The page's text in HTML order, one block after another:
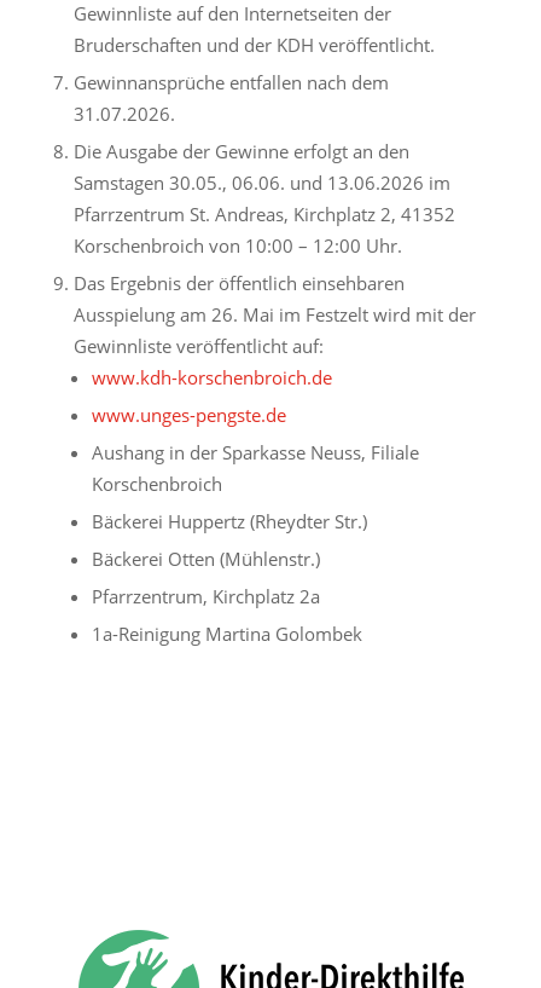
Gewinnliste auf den Internetseiten der
Bruderschaften und der KDH veröffentlicht.
Gewinnansprüche entfallen nach dem
31.07.2026.
Die Ausgabe der Gewinne erfolgt an den
Samstagen 30.05., 06.06. und 13.06.2026 im
Pfarrzentrum St. Andreas, Kirchplatz 2, 41352
Korschenbroich von 10:00 – 12:00 Uhr.
Das Ergebnis der öffentlich einsehbaren
Ausspielung am 26. Mai im Festzelt wird mit der
Gewinnliste veröffentlicht auf:
www.kdh-korschenbroich.de
www.unges-pengste.de
Aushang in der Sparkasse Neuss, Filiale
Korschenbroich
Bäckerei Huppertz (Rheydter Str.)
Bäckerei Otten (Mühlenstr.)
Pfarrzentrum, Kirchplatz 2a
1a-Reinigung Martina Golombek